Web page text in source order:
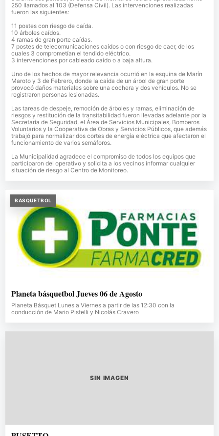
250 llamados al 103 (Defensa Civil). Las intervenciones realizadas
fueron las siguientes:
11 postes con riesgo de caída.
10 árboles caídos.
4 ramas de gran porte caídas.
7 postes de telecomunicaciones caídos o con riesgo de caer, de los
cuales 3 comprometían el tendido eléctrico.
3 intervenciones por cableado caído o a baja altura.
Uno de los hechos de mayor relevancia ocurrió en la esquina de Marín
Maroto y 3 de Febrero, donde la caída de un árbol de gran porte
provocó daños materiales sobre una cochera y dos vehículos. No se
registraron personas lesionadas.
Las tareas de despeje, remoción de árboles y ramas, eliminación de
riesgos y restitución de la transitabilidad fueron llevadas adelante por la
Secretaría de Seguridad, el Área de Servicios Municipales, Bomberos
Voluntarios y la Cooperativa de Obras y Servicios Públicos, que además
trabajó para normalizar dos cortes de energía eléctrica que afectaron el
funcionamiento de varios semáforos.
La Municipalidad agradece el compromiso de todos los equipos que
participaron del operativo y solicita a los vecinos informar cualquier
situación de riesgo al Centro de Monitoreo.
BASQUETBOL
Planeta básquetbol Jueves 06 de Agosto
Planeta Básquet Lunes a Viernes a partir de las 12:30 con la
conducción de Mario Pistelli y Nicolás Cravero
SIN IMAGEN